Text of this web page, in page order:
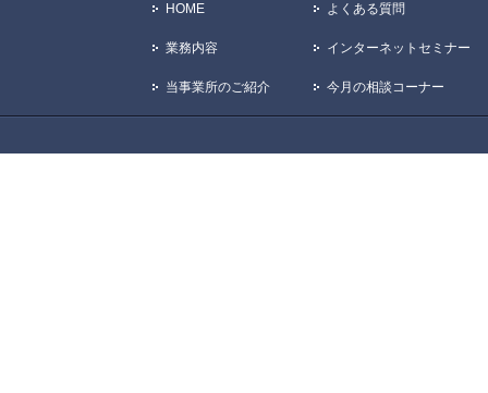
HOME
業務内容
当事業所のご紹介
よくある質問
インターネットセミナー
今月の相談コーナー